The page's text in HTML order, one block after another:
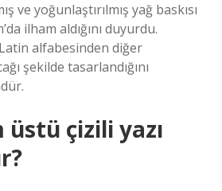
ve yoğunlaştırılmış yağ baskısı
ilham aldığını duyurdu.
alfabesinden diğer
şekilde tasarlandığını
çizili yazı